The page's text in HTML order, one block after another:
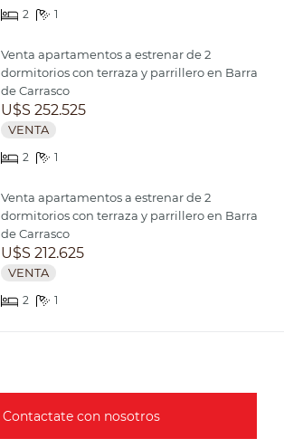
2 1
Venta apartamentos a estrenar de 2
dormitorios con terraza y parrillero en Barra
de Carrasco
U$S 252.525
VENTA
2 1
Venta apartamentos a estrenar de 2
dormitorios con terraza y parrillero en Barra
de Carrasco
U$S 212.625
VENTA
2 1
Contactate con nosotros